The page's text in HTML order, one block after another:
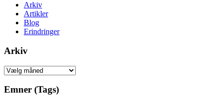
Arkiv
Artikler
Blog
Erindringer
Arkiv
Arkiv
Emner (Tags)